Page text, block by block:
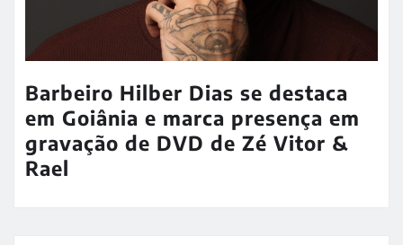
Barbeiro Hilber Dias se destaca
em Goiânia e marca presença em
gravação de DVD de Zé Vitor &
Rael